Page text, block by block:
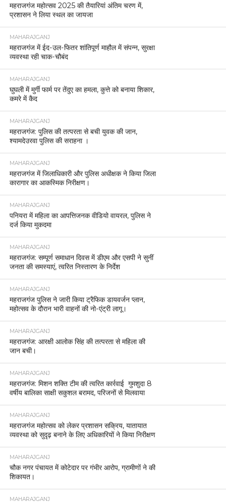
महराजगंज महोत्सव 2025 की तैयारियां अंतिम चरण में,
प्रशासन ने लिया स्थल का जायजा
MAHARAJGANJ
महराजगंज में ईद-उल-फितर शांतिपूर्ण माहौल में संपन्न, सुरक्षा
व्यवस्था रही चाक-चौबंद
MAHARAJGANJ
घुघली में मुर्गी फार्म पर तेंदुए का हमला, कुत्ते को बनाया शिकार,
कमरे में कैद
MAHARAJGANJ
महराजगंज: पुलिस की तत्परता से बची युवक की जान,
श्यामदेउरवा पुलिस की सराहना ।
MAHARAJGANJ
महराजगंज में जिलाधिकारी और पुलिस अधीक्षक ने किया जिला
कारागार का आकस्मिक निरीक्षण।
MAHARAJGANJ
पनियरा में महिला का आपत्तिजनक वीडियो वायरल, पुलिस ने
दर्ज किया मुकदमा
MAHARAJGANJ
महराजगंज: सम्पूर्ण समाधान दिवस में डीएम और एसपी ने सुनीं
जनता की समस्याएं, त्वरित निस्तारण के निर्देश
MAHARAJGANJ
महराजगंज पुलिस ने जारी किया ट्रैफिक डायवर्जन प्लान,
महोत्सव के दौरान भारी वाहनों की नो-एंट्री लागू।
MAHARAJGANJ
महराजगंज: आरक्षी आलोक सिंह की तत्परता से महिला की
जान बची।
MAHARAJGANJ
महराजगंज: मिशन शक्ति टीम की त्वरित कार्रवाई गुमशुदा 8
वर्षीय बालिका साक्षी सकुशल बरामद, परिजनों से मिलवाया
MAHARAJGANJ
महराजगंज महोत्सव को लेकर प्रशासन सक्रिय, यातायात
व्यवस्था को सुदृढ़ बनाने के लिए अधिकारियों ने किया निरीक्षण
MAHARAJGANJ
चौक नगर पंचायत में कोटेदार पर गंभीर आरोप, ग्रामीणों ने की
शिकायत।
MAHARAJGANJ